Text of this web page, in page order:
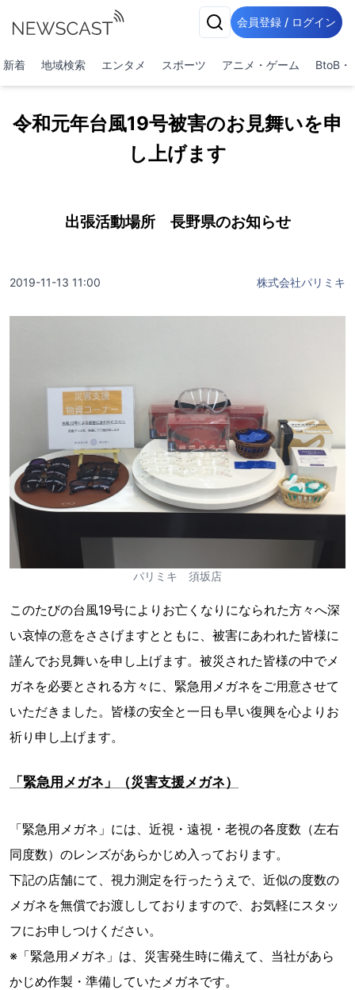
会員登録 / ログイン
新着 地域検索 エンタメ スポーツ アニメ・ゲーム BtoB・
令和元年台⾵19号被害のお⾒舞いを申
し上げます
出張活動場所 長野県のお知らせ
2019-11-13 11:00 株式会社パリミキ
パリミキ 須坂店
このたびの台⾵19号によりお亡くなりになられた⽅々へ深
い哀悼の意をささげますとともに、被害にあわれた皆様に
謹んでお⾒舞いを申し上げます。被災された皆様の中でメ
ガネを必要とされる方々に、緊急用メガネをご用意させて
いただきました。皆様の安全と一⽇も早い復興を⼼よりお
祈り申し上げます。
「緊急用メガネ」（災害支援メガネ）
「緊急用メガネ」には、近視・遠視・老視の各度数（左右
同度数）のレンズがあらかじめ入っております。
下記の店舗にて、視力測定を行ったうえで、近似の度数の
メガネを無償でお渡ししておりますので、お気軽にスタッ
フにお申しつけください。
※「緊急用メガネ」は、災害発生時に備えて、当社があら
かじめ作製・準備していたメガネです。